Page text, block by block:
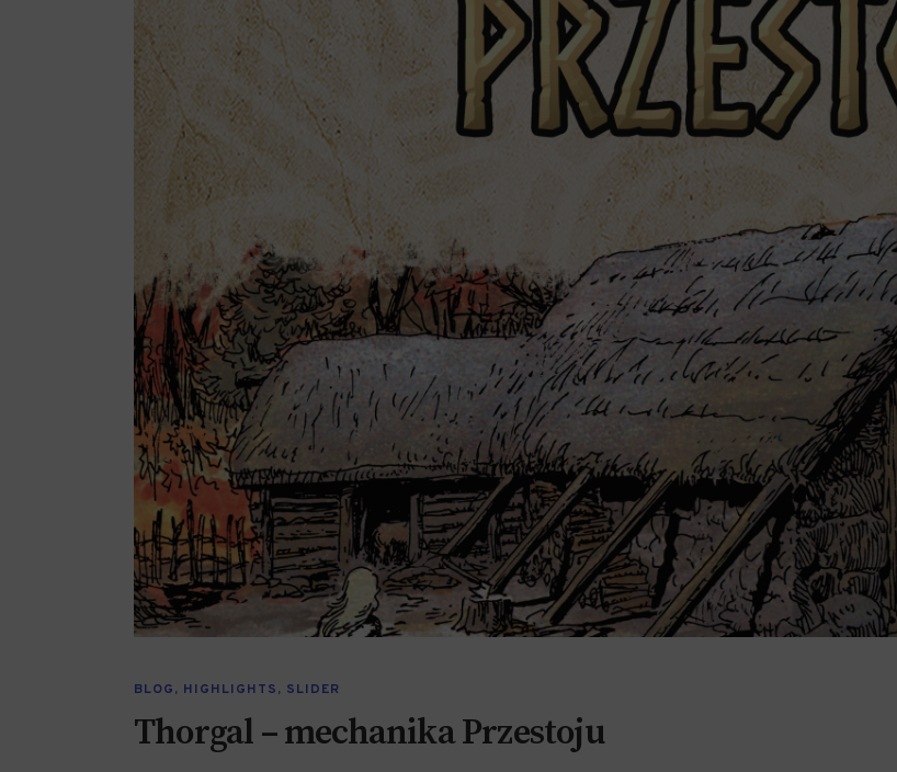
BLOG, HIGHLIGHTS, SLIDER
Thorgal – mechanika Przestoju